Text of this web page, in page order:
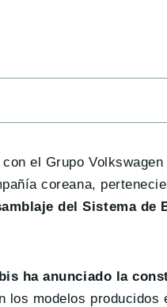
el Grupo
coreana,
del Sistema de
ha anunciado la
los modelos